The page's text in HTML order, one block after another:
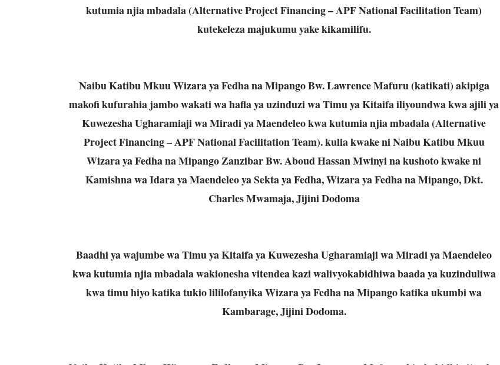
kutumia njia mbadala (Alternative Project Financing – APF National Facilitation Team)
kutekeleza majukumu yake kikamilifu.
Naibu Katibu Mkuu Wizara ya Fedha na Mipango Bw. Lawrence Mafuru (katikati) akipiga
makofi kufurahia jambo wakati wa hafla ya uzinduzi wa Timu ya Kitaifa iliyoundwa kwa ajili ya
Kuwezesha Ugharamiaji wa Miradi ya Maendeleo kwa kutumia njia mbadala (Alternative
Project Financing – APF National Facilitation Team). kulia kwake ni Naibu Katibu Mkuu
Wizara ya Fedha na Mipango Zanzibar Bw. Aboud Hassan Mwinyi na kushoto kwake ni
Kamishna wa Idara ya Maendeleo ya Sekta ya Fedha, Wizara ya Fedha na Mipango, Dkt.
Charles Mwamaja, Jijini Dodoma
Baadhi ya wajumbe wa Timu ya Kitaifa ya Kuwezesha Ugharamiaji wa Miradi ya Maendeleo
kwa kutumia njia mbadala wakionesha vitendea kazi walivyokabidhiwa baada ya kuzinduliwa
kwa timu hiyo katika tukio lililofanyika Wizara ya Fedha na Mipango katika ukumbi wa
Kambarage, Jijini Dodoma.